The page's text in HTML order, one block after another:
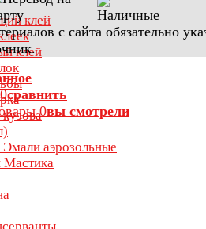
клей
клей
аэрозольные
Мастика
с сайта обязательно
0сравнить
0вы смотрели